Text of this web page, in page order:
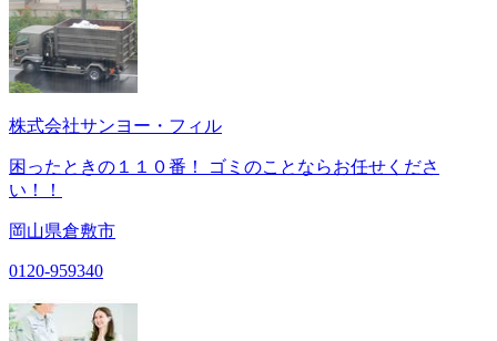
株式会社サンヨー・フィル
困ったときの１１０番！ ゴミのことならお任せくださ
い！！
岡山県倉敷市
0120-959340